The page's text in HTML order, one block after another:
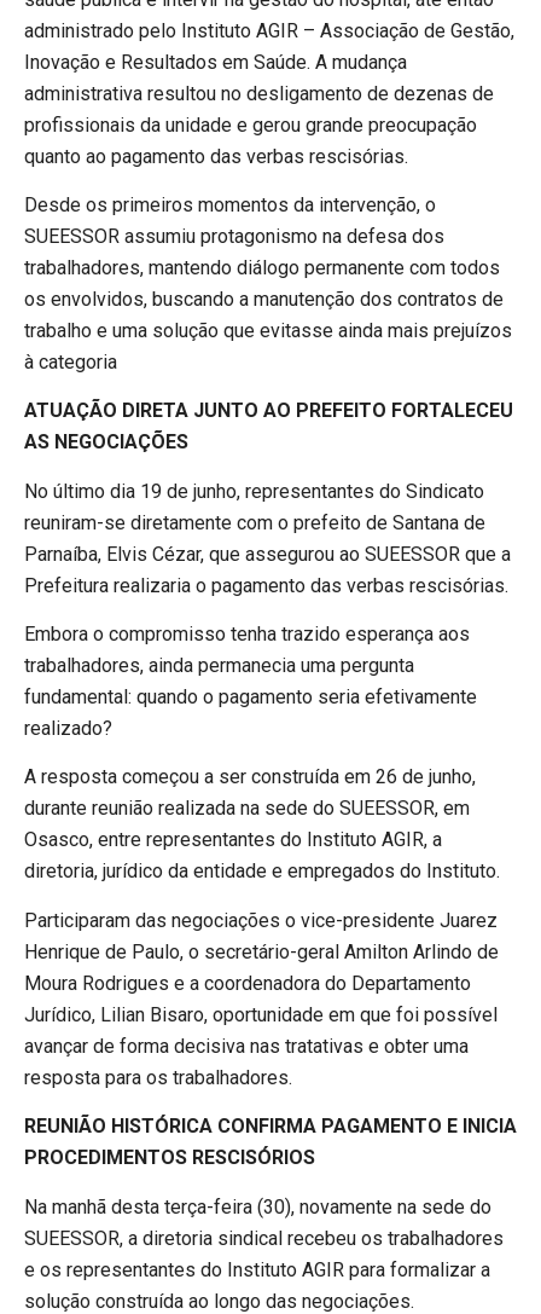
administrado pelo Instituto AGIR – Associação de Gestão,
Inovação e Resultados em Saúde. A mudança
administrativa resultou no desligamento de dezenas de
profissionais da unidade e gerou grande preocupação
quanto ao pagamento das verbas rescisórias.
Desde os primeiros momentos da intervenção, o
SUEESSOR assumiu protagonismo na defesa dos
trabalhadores, mantendo diálogo permanente com todos
os envolvidos, buscando a manutenção dos contratos de
trabalho e uma solução que evitasse ainda mais prejuízos
à categoria
ATUAÇÃO DIRETA JUNTO AO PREFEITO FORTALECEU
AS NEGOCIAÇÕES
No último dia 19 de junho, representantes do Sindicato
reuniram-se diretamente com o prefeito de Santana de
Parnaíba, Elvis Cézar, que assegurou ao SUEESSOR que a
Prefeitura realizaria o pagamento das verbas rescisórias.
Embora o compromisso tenha trazido esperança aos
trabalhadores, ainda permanecia uma pergunta
fundamental: quando o pagamento seria efetivamente
realizado?
A resposta começou a ser construída em 26 de junho,
durante reunião realizada na sede do SUEESSOR, em
Osasco, entre representantes do Instituto AGIR, a
diretoria, jurídico da entidade e empregados do Instituto.
Participaram das negociações o vice-presidente Juarez
Henrique de Paulo, o secretário-geral Amilton Arlindo de
Moura Rodrigues e a coordenadora do Departamento
Jurídico, Lilian Bisaro, oportunidade em que foi possível
avançar de forma decisiva nas tratativas e obter uma
resposta para os trabalhadores.
REUNIÃO HISTÓRICA CONFIRMA PAGAMENTO E INICIA
PROCEDIMENTOS RESCISÓRIOS
Na manhã desta terça-feira (30), novamente na sede do
SUEESSOR, a diretoria sindical recebeu os trabalhadores
e os representantes do Instituto AGIR para formalizar a
solução construída ao longo das negociações.